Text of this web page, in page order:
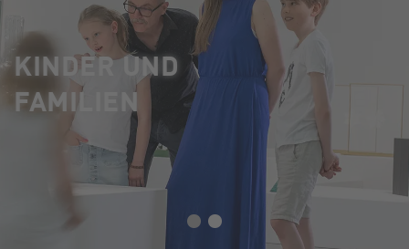
KINDER UND
FAMILIEN